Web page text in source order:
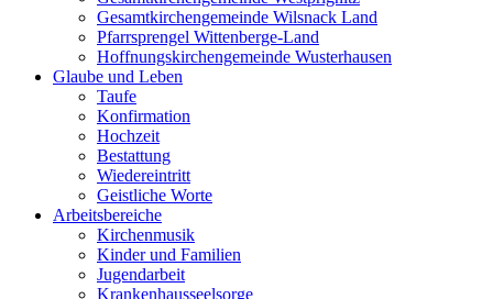
Gesamtkirchengemeinde Wilsnack Land
Pfarrsprengel Wittenberge-Land
Hoffnungskirchengemeinde Wusterhausen
Glaube und Leben
Taufe
Konfirmation
Hochzeit
Bestattung
Wiedereintritt
Geistliche Worte
Arbeitsbereiche
Kirchenmusik
Kinder und Familien
Jugendarbeit
Krankenhausseelsorge